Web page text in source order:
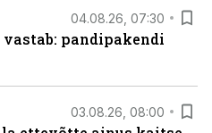
04.08.26, 07:30
vastab: pandipakendi
03.08.26, 08:00